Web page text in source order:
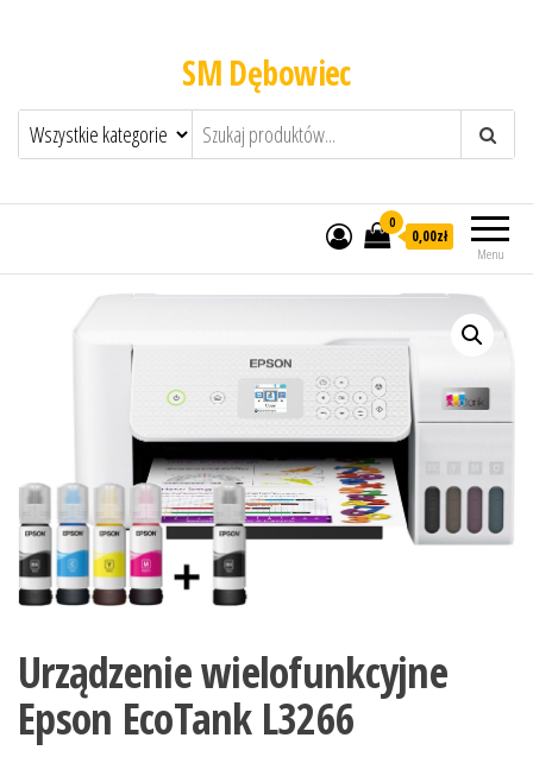
SM Dębowiec
Menu
0
0,00zł
Urządzenie wielofunkcyjne
Epson EcoTank L3266